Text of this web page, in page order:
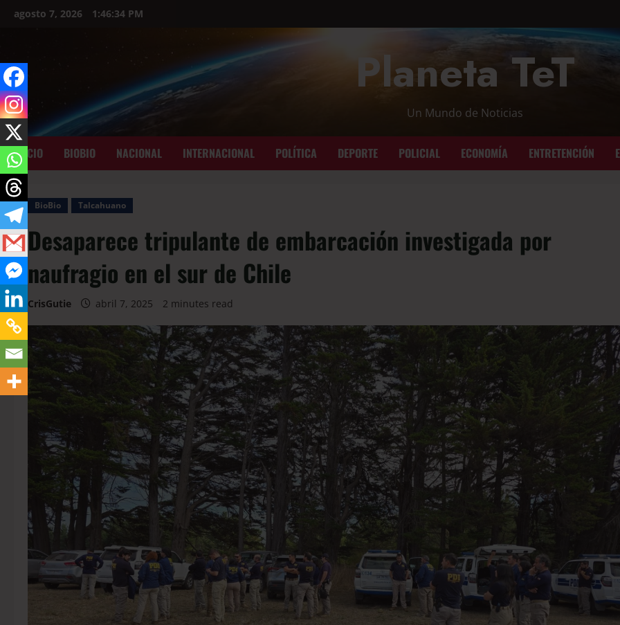
agosto 7, 2026 1:46:35 PM
Planeta TeT
Un Mundo de Noticias
INICIO BIOBIO NACIONAL INTERNACIONAL POLÍTICA DEPORTE POLICIAL ECONOMÍA ENTRETENCIÓN
BioBio Talcahuano
Desaparece tripulante de embarcación investigada por
naufragio en el sur de Chile
CrisGutie abril 7, 2025 2 minutes read